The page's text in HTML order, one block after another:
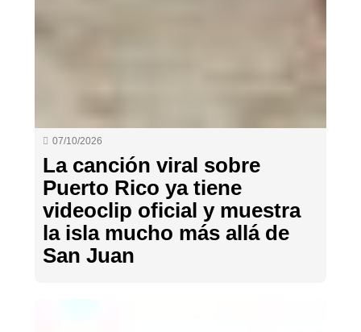
07/10/2026
La canción viral sobre
Puerto Rico ya tiene
videoclip oficial y muestra
la isla mucho más allá de
San Juan